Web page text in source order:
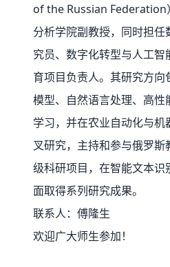
of the Russian Federation
分析学院副教授，同时担任
究员、数字化转型与人工智
育项目负责人。其研究方向
模型、自然语言处理、高性
学习，并在农业自动化与机
叉研究，主持和参与俄罗斯
级科研项目，在智能文本识
面取得系列研究成果。
联系人：傅隆生
欢迎广大师生参加！